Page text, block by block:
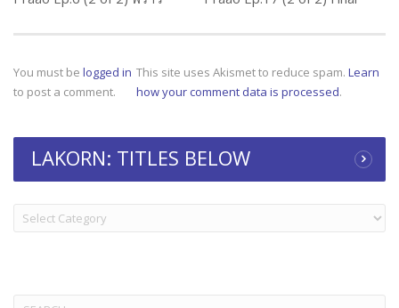
You must be logged in
to post a comment.
This site uses Akismet to reduce spam. Learn
how your comment data is processed.
LAKORN: TITLES BELOW
LAKORN:
TITLES
Search